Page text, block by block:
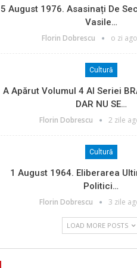
5 August 1976. Asasinați De
Vasile…
Florin Dobrescu o zi ago
Cultură
A Apărut Volumul 4 Al Seriei
DAR NU SE…
Florin Dobrescu 2 zile
Cultură
1 August 1964. Eliberarea
Politici…
Florin Dobrescu 3 zile
LOAD MORE POSTS